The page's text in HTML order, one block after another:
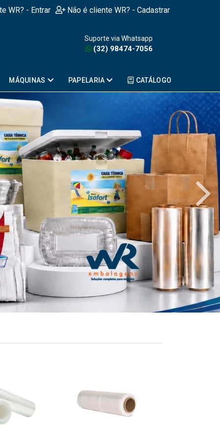
WR? - Entrar Não é cliente WR? - Cadastrar
Suporte via Whatsapp
(32) 98474-7056
MÁQUINAS PAPELARIA CATÁLOGO